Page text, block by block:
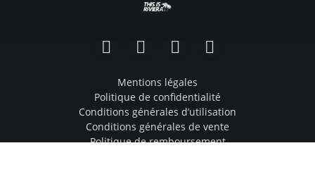
FacebookInstagramTikTok YouTube
Mentions légales
Politique de confidentialité
Conditions générales d’utilisation
Conditions générales de vente
Politique de remboursement